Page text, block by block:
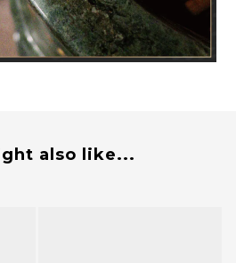
also like...